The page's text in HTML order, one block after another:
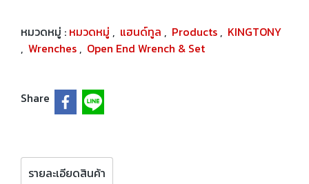
หมวดหมู่ : หมวดหมู่ , แฮนด์ทูล , Products , KINGTONY
, Wrenches , Open End Wrench & Set
Share
รายละเอียดสินค้า